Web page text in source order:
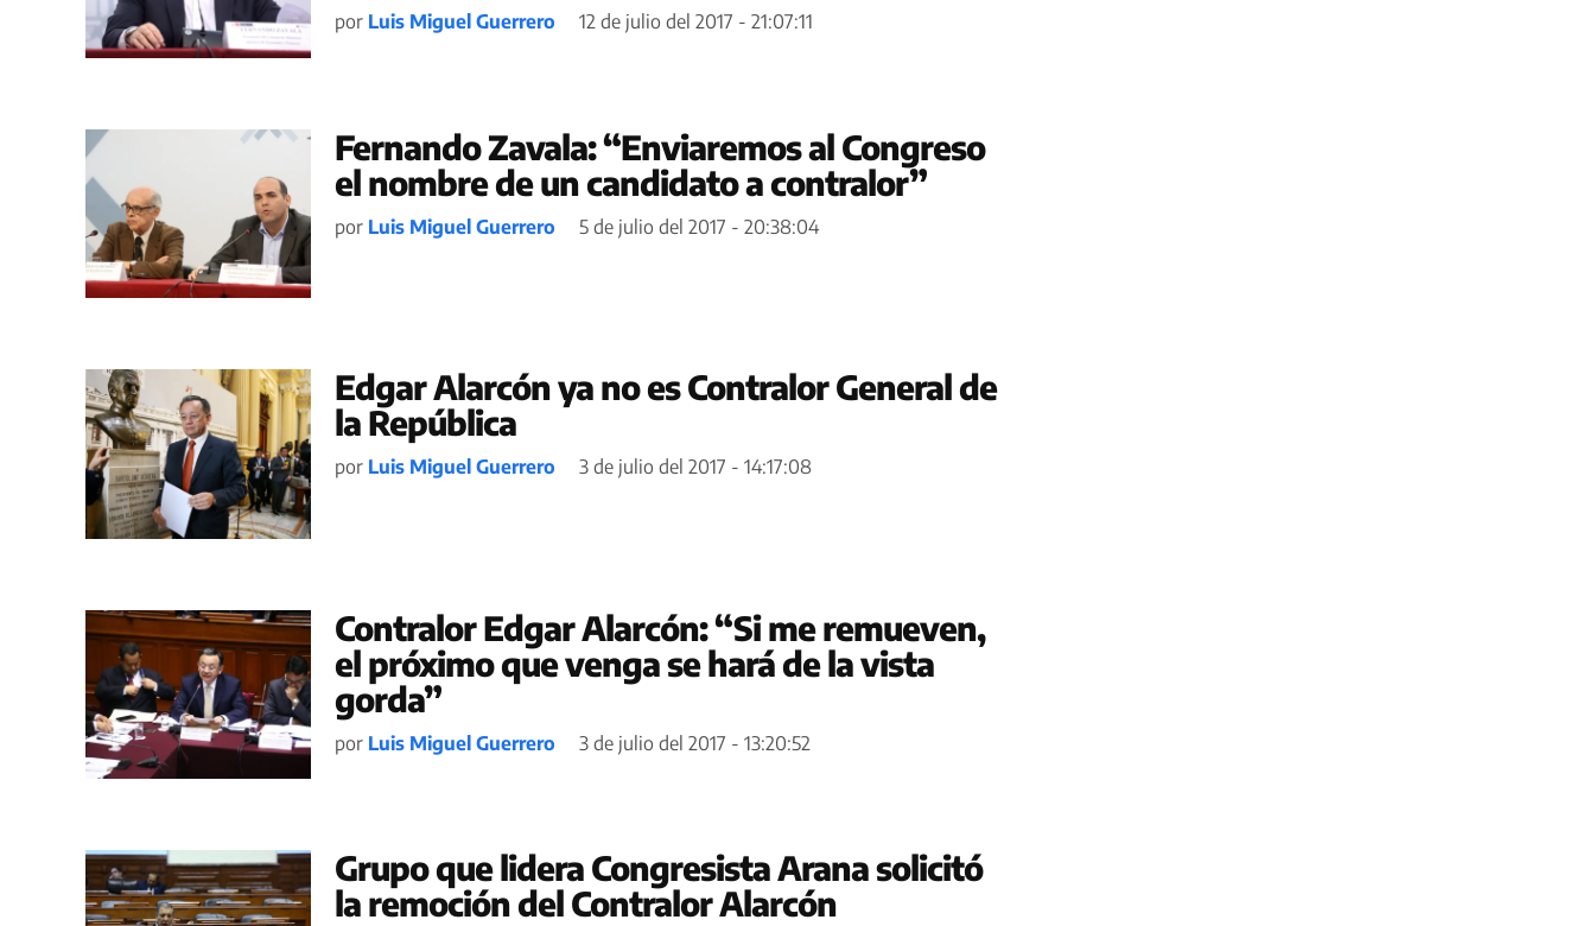
por Luis Miguel Guerrero 12 de julio del 2017 - 21:07:11
Fernando Zavala: “Enviaremos al Congreso
el nombre de un candidato a contralor”
por Luis Miguel Guerrero 5 de julio del 2017 - 20:38:04
Edgar Alarcón ya no es Contralor General de
la República
por Luis Miguel Guerrero 3 de julio del 2017 - 14:17:08
Contralor Edgar Alarcón: “Si me remueven,
el próximo que venga se hará de la vista
gorda”
por Luis Miguel Guerrero 3 de julio del 2017 - 13:20:52
Grupo que lidera Congresista Arana solicitó
la remoción del Contralor Alarcón